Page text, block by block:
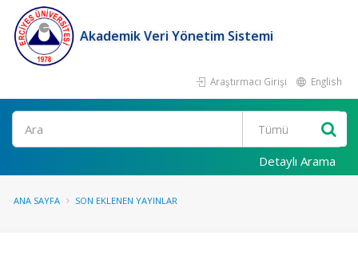
Akademik Veri Yönetim Sistemi
Araştırmacı Girişi English
Ara
Detaylı Arama
ANA SAYFA SON EKLENEN YAYINLAR